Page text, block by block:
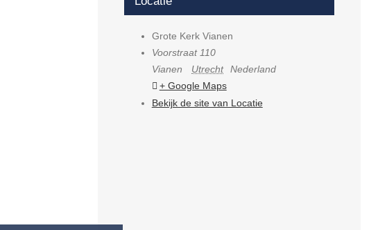
Grote Kerk Vianen
Voorstraat 110
Vianen
Utrecht
Nederland
+ Google Maps
Bekijk de site van Locatie